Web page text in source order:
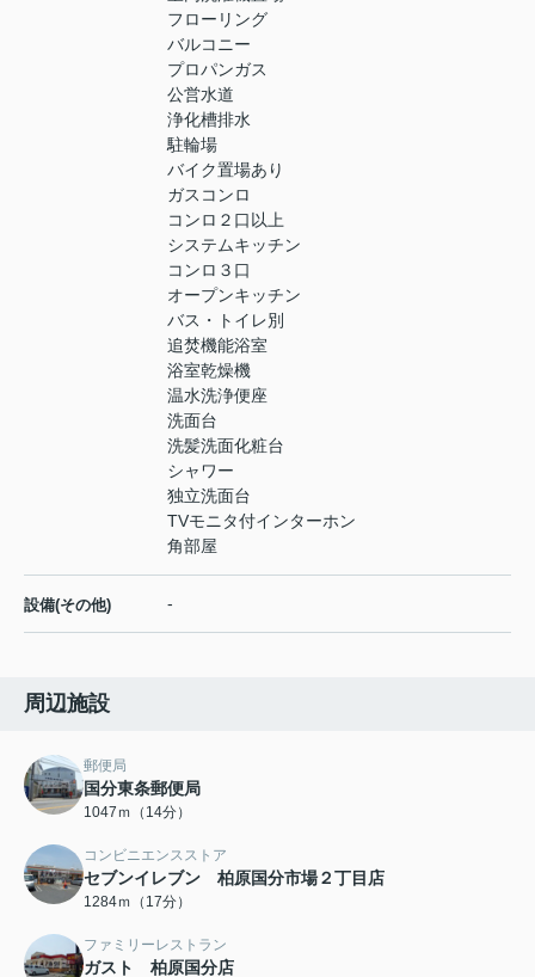
フローリング
バルコニー
プロパンガス
公営水道
浄化槽排水
駐輪場
バイク置場あり
ガスコンロ
コンロ２口以上
システムキッチン
コンロ３口
オープンキッチン
バス・トイレ別
追焚機能浴室
浴室乾燥機
温水洗浄便座
洗面台
洗髪洗面化粧台
シャワー
独立洗面台
TVモニタ付インターホン
角部屋
設備(その他) -
周辺施設
郵便局
国分東条郵便局
1047ｍ（14分）
コンビニエンスストア
セブンイレブン 柏原国分市場２丁目店
1284ｍ（17分）
ファミリーレストラン
ガスト 柏原国分店